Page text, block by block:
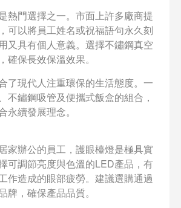
熱門選擇之一。市面上許多廠商提
可以將員工姓名或祝福語句永久刻
又具有個人意義。選擇不鏽鋼真空
確保長效保溫效果。
了現代人注重環保的生活態度。一
不鏽鋼吸管及便攜式飯盒的組合，
永續發展理念。
家辦公的員工，護眼檯燈是極具實
可調節亮度與色溫的LED產品，有
作造成的眼部疲勞。建議選購通過
牌，確保產品品質。